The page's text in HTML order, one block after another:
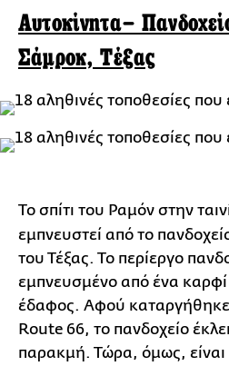
Aυτοκίνητα–
Σάμροκ, Τέξας
Το σπίτι του Ραμόν στην
εμπνευστεί από το
του Τέξας. Το περίεργο
εμπνευσμένο από ένα
έδαφος. Αφού
Route 66, το πανδοχείο
παρακμή. Τώρα, όμως,